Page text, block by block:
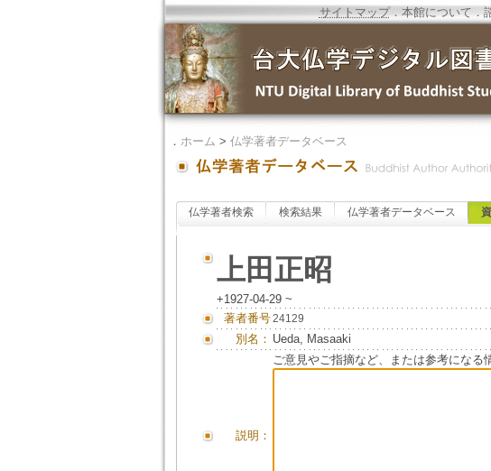
サイトマップ．本館について．
． ホーム > 仏学著者データベース
仏学著者検索 検索結果 仏学著者データベース
上田正昭
+1927-04-29 ~
著者番号24129
別名： Ueda, Masaaki
説明：
ご意見やご指摘など、または参考になる